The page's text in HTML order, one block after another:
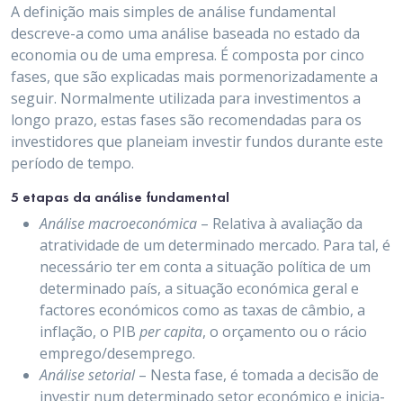
A definição mais simples de análise fundamental
descreve-a como uma análise baseada no estado da
economia ou de uma empresa. É composta por cinco
fases, que são explicadas mais pormenorizadamente a
seguir. Normalmente utilizada para investimentos a
longo prazo, estas fases são recomendadas para os
investidores que planeiam investir fundos durante este
período de tempo.
5 etapas da análise fundamental
Análise macroeconómica – Relativa à avaliação da
atratividade de um determinado mercado. Para tal, é
necessário ter em conta a situação política de um
determinado país, a situação económica geral e
factores económicos como as taxas de câmbio, a
inflação, o PIB per capita, o orçamento ou o rácio
emprego/desemprego.
Análise setorial– Nesta fase, é tomada a decisão de
investir num determinado setor económico e inicia-